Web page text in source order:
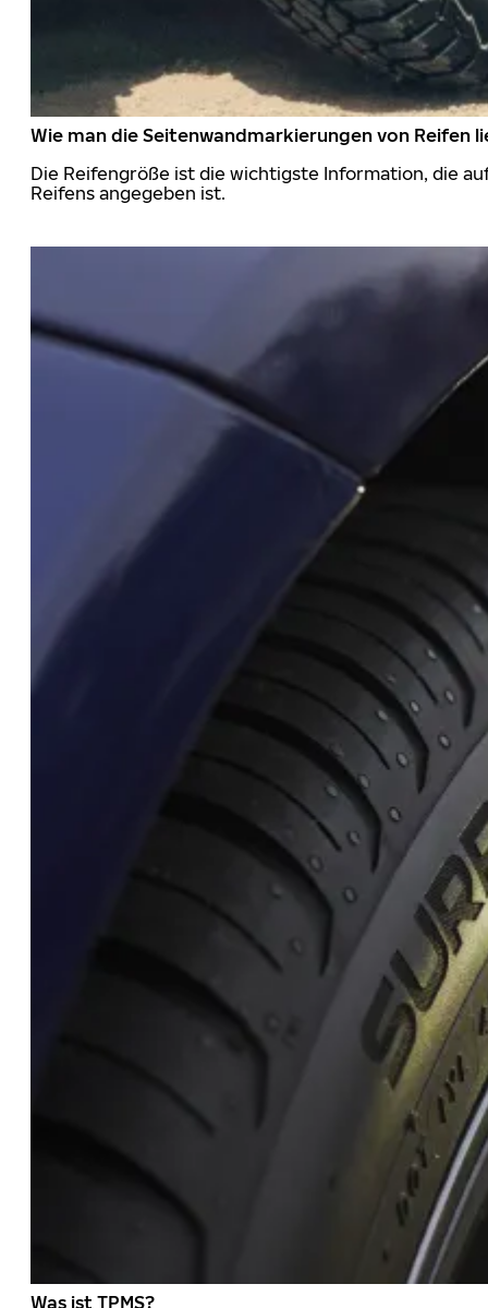
Wie man die Seitenwandmarkierungen von Reifen
Die Reifengröße ist die wichtigste Information, die
Reifens angegeben ist.
Was ist TPMS?